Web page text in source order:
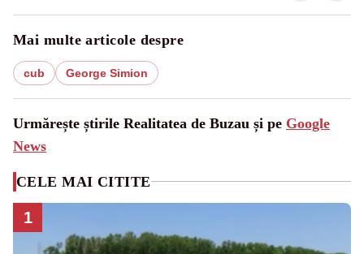
Mai multe articole despre
cub George Simion
Urmărește știrile Realitatea de Buzau și pe Google
News
CELE MAI CITITE
1